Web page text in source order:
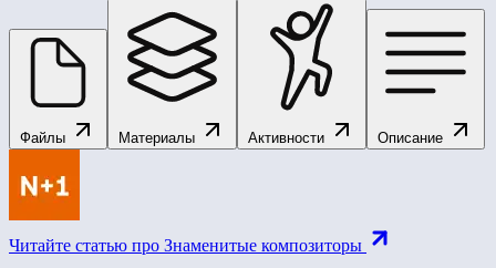
Файлы Материалы Активности Описание
Читайте статью про Знаменитые композиторы